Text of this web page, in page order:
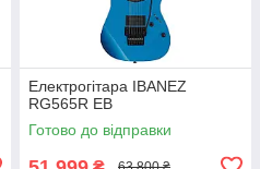
Електрогітара IBANEZ
RG565R EB
Готово до відправки